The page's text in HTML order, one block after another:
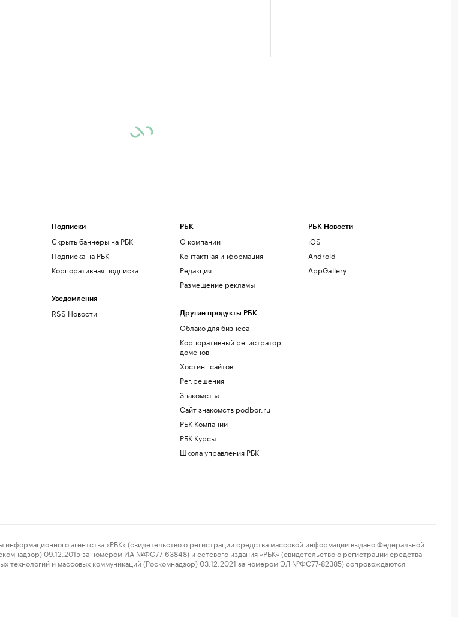
Подписки
Скрыть баннеры на РБК
Подписка на РБК
Корпоративная подписка
Уведомления
RSS Новости
РБК
О компании
Контактная информация
Редакция
Размещение рекламы
Другие продукты РБК
Облако для бизнеса
Корпоративный регистратор
доменов
Хостинг сайтов
Рег.решения
Знакомства
Сайт знакомств podbor.ru
РБК Компании
РБК Курсы
Школа управления РБК
РБК Новости
iOS
Android
AppGallery
агентства «РБК» (свидетельство о регистрации средства массовой информации выдано Федеральной
09.12.2015 за номером ИА №ФС77-63848) и сетевого издания «РБК» (свидетельство о регистрации средства
технологий и массовых коммуникаций (Роскомнадзор) 03.12.2021 за номером ЭЛ №ФС77-82385) сопровождаются